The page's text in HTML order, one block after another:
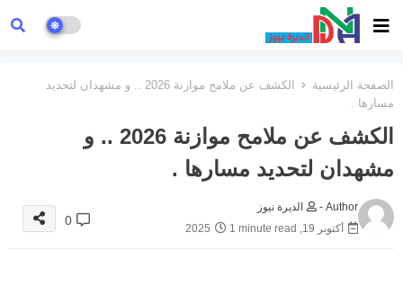
الصفحة الرئيسية
الكشف عن ملامح موازنة 2026 .. و مشهدان لتحديد
مسارها .
الكشف عن ملامح موازنة 2026 .. و
مشهدان لتحديد مسارها .
Author -
الديرة نيوز
أكتوبر 19, 2025
1 minute read
0